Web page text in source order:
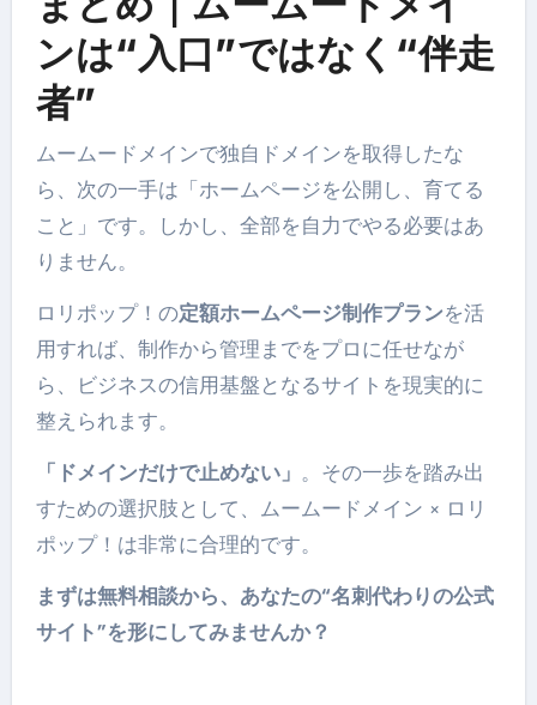
ンは“入口”ではなく“伴走
者”
ムームードメインで独自ドメインを取得したな
ら、次の一手は「ホームページを公開し、育てる
こと」です。しかし、全部を自力でやる必要はあ
りません。
ロリポップ！の定額ホームページ制作プランを活
用すれば、制作から管理までをプロに任せなが
ら、ビジネスの信用基盤となるサイトを現実的に
整えられます。
「ドメインだけで止めない」 。その一歩を踏み出
すための選択肢として、ムームードメイン × ロリ
ポップ！は非常に合理的です。
まずは無料相談から、あなたの“名刺代わりの公式
サイト”を形にしてみませんか？